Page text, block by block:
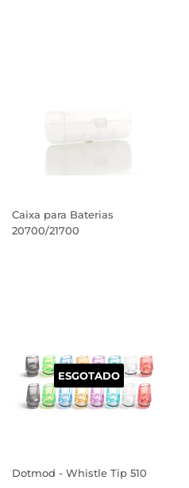
Caixa para Baterias
20700/21700
ESGOTADO
Dotmod - Whistle Tip 510